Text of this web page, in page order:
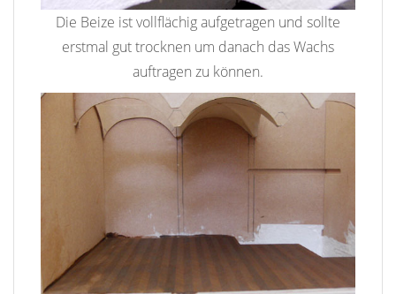
Die Beize ist vollflächig aufgetragen und sollte
erstmal gut trocknen um danach das Wachs
auftragen zu können.